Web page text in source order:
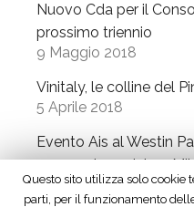
Nuovo Cda per il
prossimo triennio
9 Maggio 2018
Vinitaly, le colline del
5 Aprile 2018
Evento Ais al Westin
nero protagoniste a
18 Marzo 2018
Questo sito utilizza solo cookie
parti, per il funzionamento